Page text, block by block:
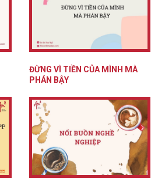
ĐỪNG VÌ TIỀN CỦA MÌNH MÀ
PHÁN BẬY